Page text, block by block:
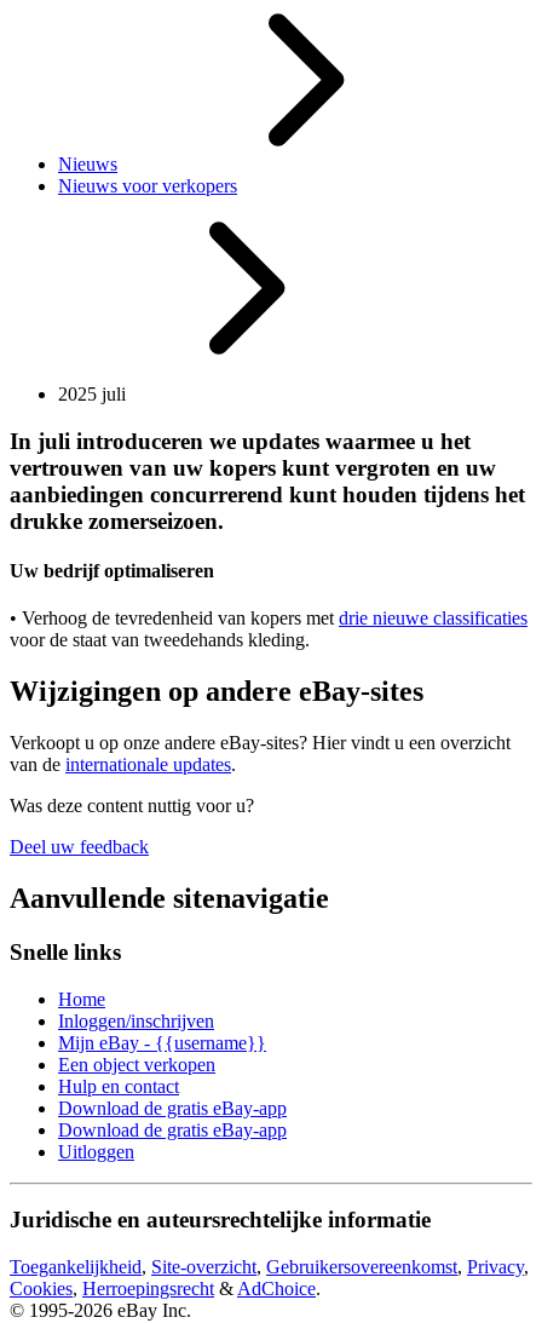
Nieuws
Nieuws voor verkopers
2025 juli
In juli introduceren we updates waarmee u het
vertrouwen van uw kopers kunt vergroten en uw
aanbiedingen concurrerend kunt houden tijdens het
drukke zomerseizoen.
Uw bedrijf optimaliseren
• Verhoog de tevredenheid van kopers met drie nieuwe classificaties
voor de staat van tweedehands kleding.
Wijzigingen op andere eBay-sites
Verkoopt u op onze andere eBay-sites? Hier vindt u een overzicht
van de internationale updates.
Was deze content nuttig voor u?
Deel uw feedback
Aanvullende sitenavigatie
Snelle links
Home
Inloggen/inschrijven
Mijn eBay - {{username}}
Een object verkopen
Hulp en contact
Download de gratis eBay-app
Download de gratis eBay-app
Uitloggen
Juridische en auteursrechtelijke informatie
Toegankelijkheid, Site-overzicht, Gebruikersovereenkomst, Privacy,
Cookies, Herroepingsrecht & AdChoice.
© 1995-2026 eBay Inc.